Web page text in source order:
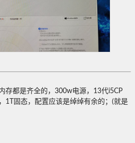
存都是齐全的，300w电源，13代i5CP
1T固态，配置应该是绰绰有余的；(就是